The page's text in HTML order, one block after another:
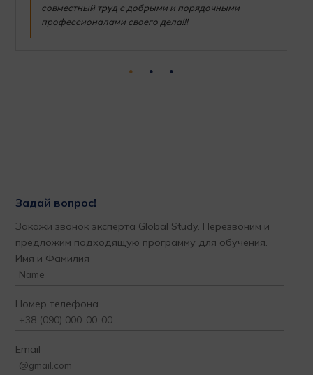
совместный труд с добрыми и порядочными
профессионалами своего дела!!!
Задай вопрос!
Закажи звонок эксперта Global Study. Перезвоним и
предложим подходящую программу для обучения.
Имя и Фамилия
Номер телефона
Email